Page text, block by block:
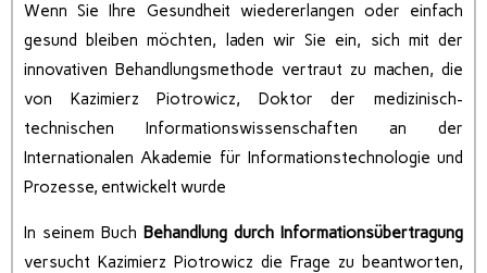
Wenn Sie Ihre Gesundheit wiedererlangen oder einfach
gesund bleiben möchten, laden wir Sie ein, sich mit der
innovativen Behandlungsmethode vertraut zu machen, die
von Kazimierz Piotrowicz, Doktor der medizinisch-
technischen Informationswissenschaften an der
Internationalen Akademie für Informationstechnologie und
Prozesse, entwickelt wurde
In seinem Buch Behandlung durch Informationsübertragung
versucht Kazimierz Piotrowicz die Frage zu beantworten,